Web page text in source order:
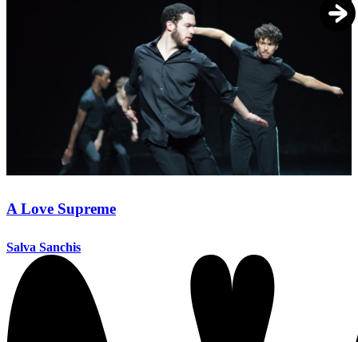
A Love Supreme
Salva Sanchis